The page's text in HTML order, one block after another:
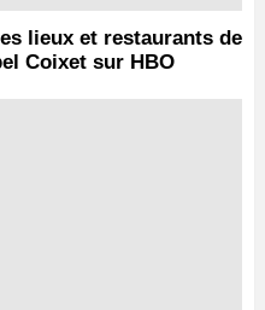
lieux et restaurants de
Coixet sur HBO